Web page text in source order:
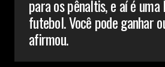
para os pênaltis, e aí é
futebol. Você pode ganhar
afirmou.